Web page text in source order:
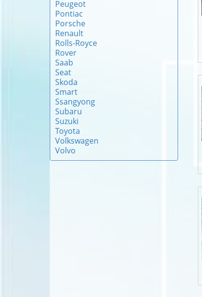
Peugeot
Pontiac
Porsche
Renault
Rolls-Royce
Rover
Saab
Seat
Skoda
Smart
Ssangyong
Subaru
Suzuki
Toyota
Volkswagen
Volvo